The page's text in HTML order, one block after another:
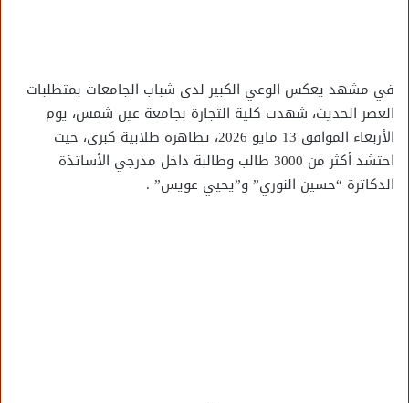
في مشهد يعكس الوعي الكبير لدى شباب الجامعات بمتطلبات
العصر الحديث، شهدت كلية التجارة بجامعة عين شمس، يوم
الأربعاء الموافق 13 مايو 2026، تظاهرة طلابية كبرى، حيث
احتشد أكثر من 3000 طالب وطالبة داخل مدرجي الأساتذة
الدكاترة “حسين النوري” و”يحيي عويس” .